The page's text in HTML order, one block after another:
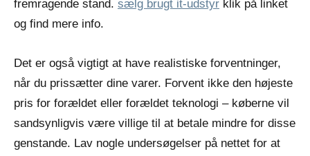
fremragende stand. sælg brugt it-udstyr klik på linket
og find mere info.
Det er også vigtigt at have realistiske forventninger,
når du prissætter dine varer. Forvent ikke den højeste
pris for forældet eller forældet teknologi – køberne vil
sandsynligvis være villige til at betale mindre for disse
genstande. Lav nogle undersøgelser på nettet for at